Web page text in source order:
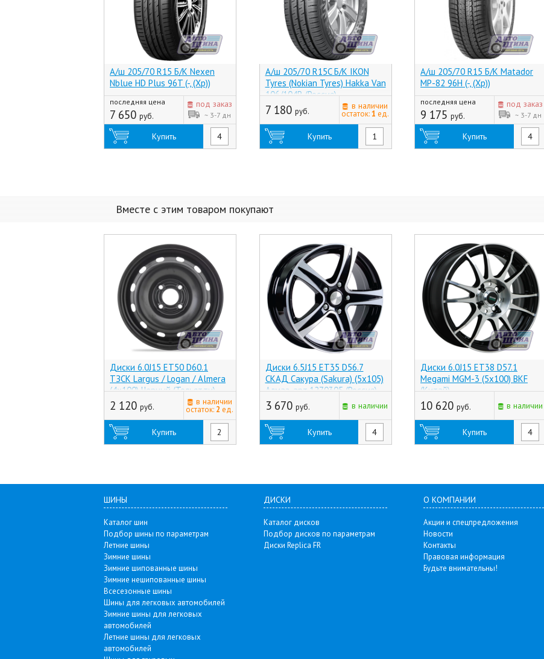
А/ш 205/70 R15 Б/К Nexen
Nblue HD Plus 96T (-, (Хр))
последняя цена
7 650 руб.
под заказ
~ 3-7 дн
Купить
А/ш 205/70 R15C Б/К IKON
Tyres (Nokian Tyres) Hakka Van
106/104R (Россия)
7 180 руб.
в наличии
остаток:1 ед.
Купить
А/ш 205/70 R15 Б/К Matador
МР-82 96H (-, (Хр))
последняя цена
9 175 руб.
под заказ
~ 3-7 дн
Купить
Вместе с этим товаром покупают
Диски 6.0J15 ET50 D60.1
ТЗСК Largus / Logan / Almera
(4x100) Черный (Тольятти)
2 120 руб.
в наличии
остаток: 2 ед.
Купить
Диски 6.5J15 ET35 D56.7
СКАД Сакура (Sakura) (5x105)
Алмаз, арт.1270305 (Россия)
3 670 руб. в наличии
Купить
Диски 6.0J15 ET38 D57.1
Megami MGM-3 (5x100) BKF
(Китай)
10 620 руб. в наличии
Купить
ШИНЫ
Каталог шин
Подбор шины по параметрам
Летние шины
Зимние шины
Зимние шипованные шины
Зимние нешипованные шины
Всесезонные шины
Шины для легковых автомобилей
Зимние шины для легковых
автомобилей
Летние шины для легковых
автомобилей
ДИСКИ
Каталог дисков
Подбор дисков по параметрам
Диски Replica FR
О КОМПАНИИ
Акции и спецпредложения
Новости
Контакты
Правовая информация
Будьте внимательны!